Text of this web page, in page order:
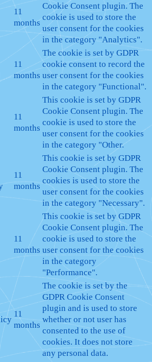
11
months
Cookie Consent plugin. The
cookie is used to store the
user consent for the cookies
in the category "Analytics".
11
months
The cookie is set by GDPR
cookie consent to record the
user consent for the cookies
in the category "Functional".
11
months
This cookie is set by GDPR
Cookie Consent plugin. The
cookie is used to store the
user consent for the cookies
in the category "Other.
11
months
This cookie is set by GDPR
Cookie Consent plugin. The
cookies is used to store the
user consent for the cookies
in the category "Necessary".
11
months
This cookie is set by GDPR
Cookie Consent plugin. The
cookie is used to store the
user consent for the cookies
in the category
"Performance".
11
months
The cookie is set by the
GDPR Cookie Consent
plugin and is used to store
whether or not user has
consented to the use of
cookies. It does not store
any personal data.